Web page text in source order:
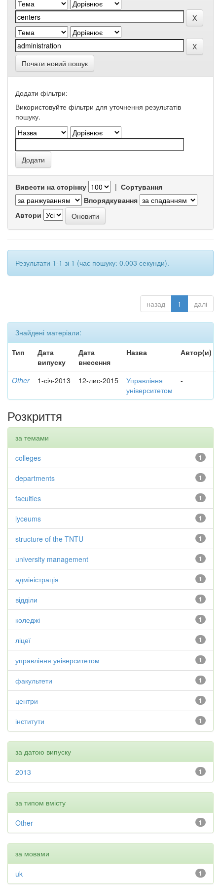
Почати новий пошук
Додати фільтри:
Використовуйте фільтри для уточнення результатів
пошуку.
Вивести на сторінку | Сортування
Впорядкування
Автори
Результати 1-1 зі 1 (час пошуку: 0.003 секунди).
назад 1 далі
Знайдені матеріали:
Тип
Дата
випуску
Дата
внесення
Назва Автор(и)
Other 1-січ-2013 12-лис-2015
Управління
університетом
-
Розкриття
за темами
1
colleges
1
departments
1
faculties
1
lyceums
1
structure of the TNTU
1
university management
1
адміністрація
1
відділи
1
коледжі
1
ліцеї
1
управління університетом
1
факультети
1
центри
1
інститути
за датою випуску
1
2013
за типом вмісту
1
Other
за мовами
1
uk